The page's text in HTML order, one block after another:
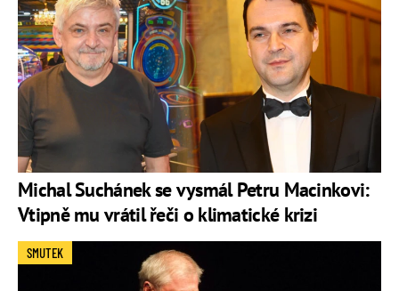
Michal Suchánek se vysmál Petru Macinkovi:
Vtipně mu vrátil řeči o klimatické krizi
SMUTEK